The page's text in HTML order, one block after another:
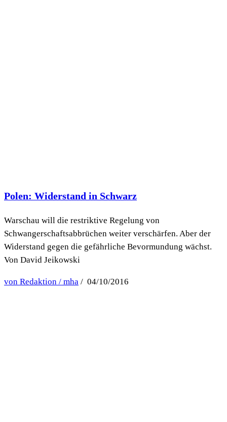
Polen: Widerstand in Schwarz
Warschau will die restriktive Regelung von
Schwangerschaftsabbrüchen weiter verschärfen. Aber der
Widerstand gegen die gefährliche Bevormundung wächst.
Von David Jeikowski
von Redaktion / mha / 04/10/2016